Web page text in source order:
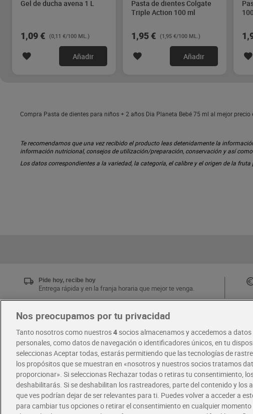
Gel de ducha avena 1 L
1,09 € (0,11 €/100 ML.)
Añadir
Pasta de dientes Colgate
Triple Action 100 ml
1,95 € (1,95 €/100 ML.)
Añadir
Compra Pasta de dientes para niños + 2 años Dia Planeta Bebé 75 ml al mejor
Te recomendamos que una vez recibido el producto leas detenidamente la
información nutricional, consejos de utilización/preparación, conservación y así
Los datos correspondientes a la variedad, la categoría, el calibre y el origen de la
Pide hoy, recibe hoy
Entrega rápida y en la franja horaria que mejor te venga.
Disfruta las ventajas y ofertas exclusivas.
Descárgate la APP Dia
RECETAS · COMER MEJOR CADA DIA ·
Nos preocupamos por tu privacidad
Tanto nosotros como nuestros4socios almacenamos y accedemos a datos
personales, como datos de navegación o identificadores únicos, en tu
seleccionas Aceptar todas, estarás permitiendo que las tecnologías de
los propósitos que se muestran en «nosotros y nuestros socios tratamos
proporcionar». Si seleccionas Rechazar todas o retiras tu consentimiento,
deshabilitarás. Si se deshabilitan los rastreadores, parte del contenido y los
que ves podrían dejar de ser relevantes para ti. Puedes volver a acceder a
para cambiar tus opciones o retirar el consentimiento en cualquier